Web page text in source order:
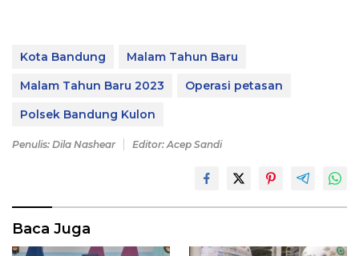
Kota Bandung
Malam Tahun Baru
Malam Tahun Baru 2023
Operasi petasan
Polsek Bandung Kulon
Penulis: Dila Nashear Editor: Acep Sandi
Baca Juga